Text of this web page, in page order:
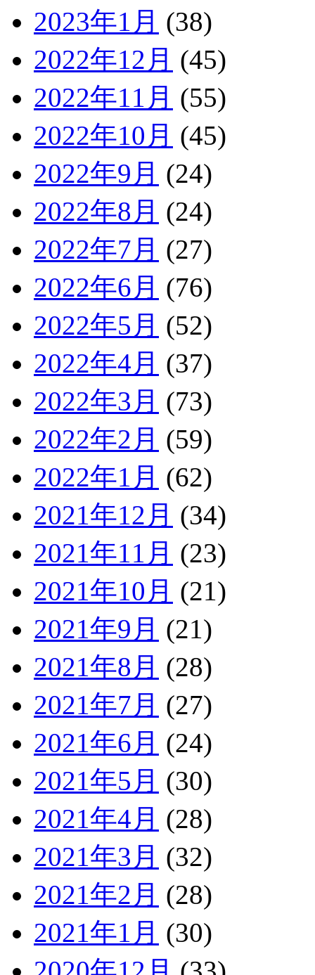
2023年1月 (38)
2022年12月 (45)
2022年11月 (55)
2022年10月 (45)
2022年9月 (24)
2022年8月 (24)
2022年7月 (27)
2022年6月 (76)
2022年5月 (52)
2022年4月 (37)
2022年3月 (73)
2022年2月 (59)
2022年1月 (62)
2021年12月 (34)
2021年11月 (23)
2021年10月 (21)
2021年9月 (21)
2021年8月 (28)
2021年7月 (27)
2021年6月 (24)
2021年5月 (30)
2021年4月 (28)
2021年3月 (32)
2021年2月 (28)
2021年1月 (30)